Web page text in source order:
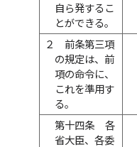
自ら発するこ
とができる。
２
前条第三項
の規定は、前
項の命令に、
これを準用す
る。
第十四条
各
省大臣、各委